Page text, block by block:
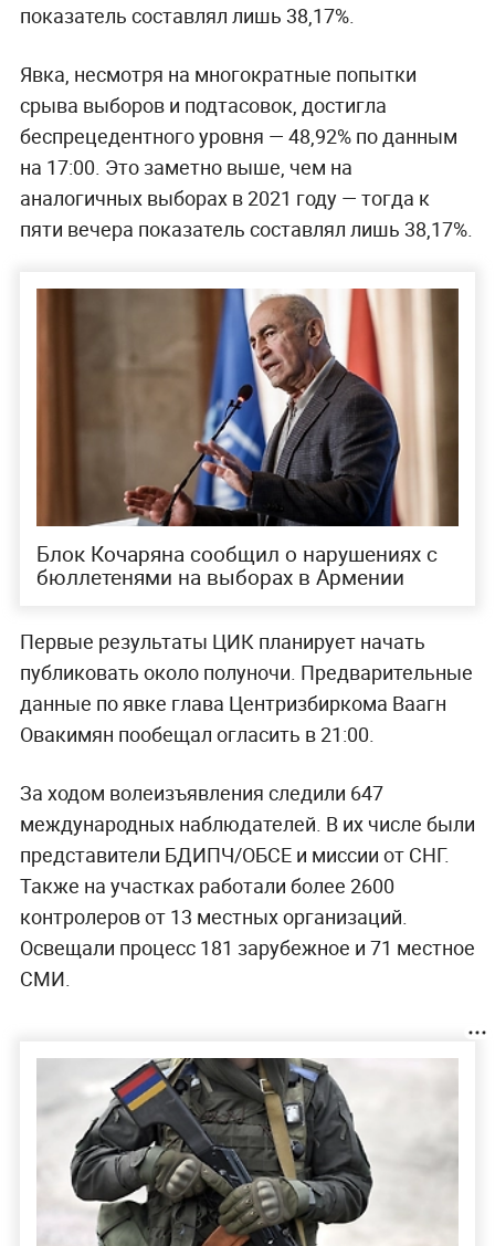
показатель составлял лишь 38,17%.
Явка, несмотря на многократные попытки
срыва выборов и подтасовок, достигла
беспрецедентного уровня — 48,92% по данным
на 17:00. Это заметно выше, чем на
аналогичных выборах в 2021 году — тогда к
пяти вечера показатель составлял лишь 38,17%.
Блок Кочаряна сообщил о нарушениях с
бюллетенями на выборах в Армении
Первые результаты ЦИК планирует начать
публиковать около полуночи. Предварительные
данные по явке глава Центризбиркома Ваагн
Овакимян пообещал огласить в 21:00.
За ходом волеизъявления следили 647
международных наблюдателей. В их числе были
представители БДИПЧ/ОБСЕ и миссии от СНГ.
Также на участках работали более 2600
контролеров от 13 местных организаций.
Освещали процесс 181 зарубежное и 71 местное
СМИ.